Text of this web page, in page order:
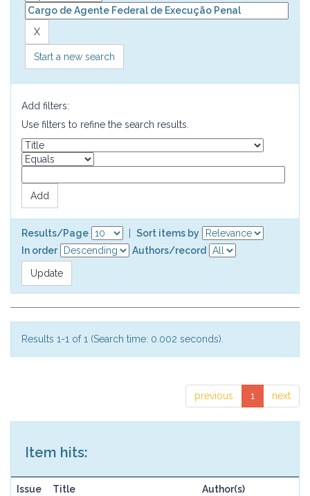
Start a new search
Add filters:
Use filters to refine the search results.
Results/Page
Sort items by
In order
Authors/record
Results 1-1 of 1 (Search time: 0.002 seconds).
previous 1 next
Item hits:
Issue Title Author(s)